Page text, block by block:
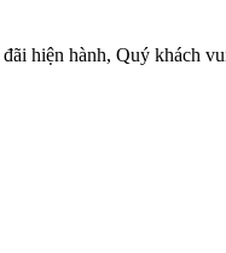
hiện hành, Quý khách